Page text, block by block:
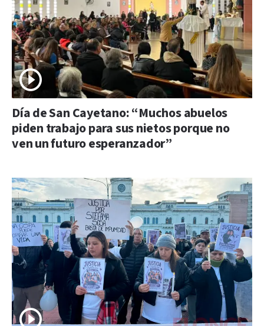
Día de San Cayetano: “Muchos abuelos
piden trabajo para sus nietos porque no
ven un futuro esperanzador”